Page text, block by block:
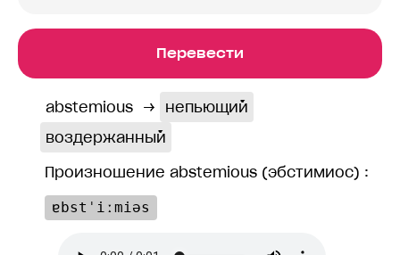
Перевести
abstemious →
непьющий
воздержанный
Произношение abstemious (эбстимиос) :
ɐbstˈiːmiəs